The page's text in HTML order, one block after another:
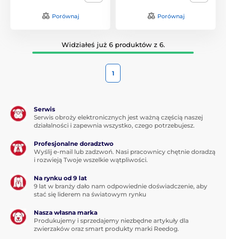
Porównaj Porównaj
Widziałeś już 6 produktów z 6.
1
Serwis
Serwis obroży elektronicznych jest ważną częścią naszej
działalności i zapewnia wszystko, czego potrzebujesz.
Profesjonalne doradztwo
Wyślij e-mail lub zadzwoń. Nasi pracownicy chętnie doradzą
i rozwieją Twoje wszelkie wątpliwości.
Na rynku od 9 lat
9 lat w branży dało nam odpowiednie doświadczenie, aby
stać się liderem na światowym rynku
Nasza własna marka
Produkujemy i sprzedajemy niezbędne artykuły dla
zwierzaków oraz smart produkty marki Reedog.